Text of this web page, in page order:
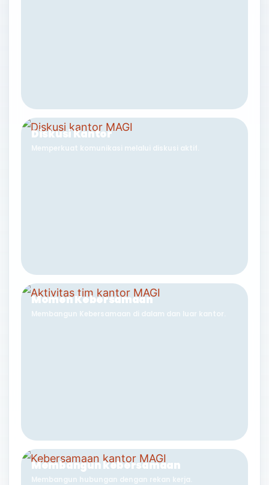
Diskusi Kantor
Memperkuat komunikasi melalui diskusi aktif.
Momen Kebersamaan
Membangun Kebersamaan di dalam dan luar kantor.
Membangun kebersamaan
Membangun hubungan dengan rekan kerja.